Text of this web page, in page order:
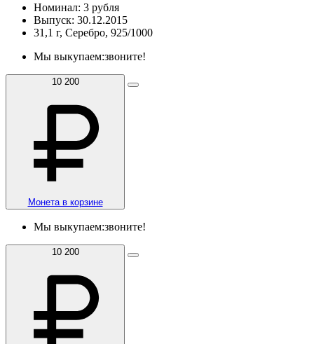
Номинал: 3 рубля
Выпуск: 30.12.2015
31,1 г, Серебро, 925/1000
Мы выкупаем:звоните!
10 200
Монета в корзине
Мы выкупаем:звоните!
10 200